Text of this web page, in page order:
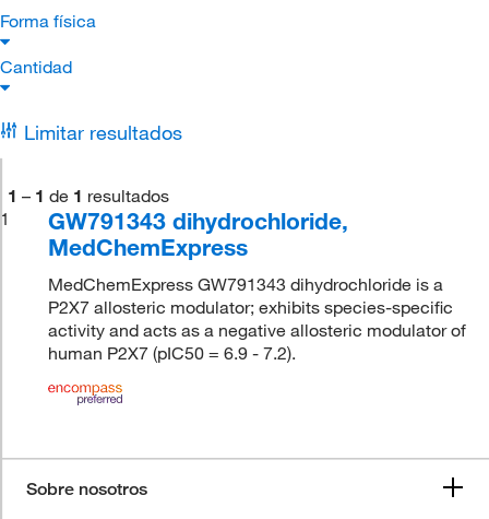
Forma física
Cantidad
Limitar resultados
1 – 1 de 1 resultados
1
GW791343 dihydrochloride,
MedChemExpress
MedChemExpress GW791343 dihydrochloride is a
P2X7 allosteric modulator; exhibits species-specific
activity and acts as a negative allosteric modulator of
human P2X7 (pIC50 = 6.9 - 7.2).
Sobre nosotros